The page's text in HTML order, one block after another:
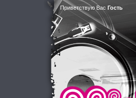
Приветствую Вас Гость